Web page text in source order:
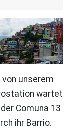
unserem
wartet
Comuna 13
ihr Barrio.